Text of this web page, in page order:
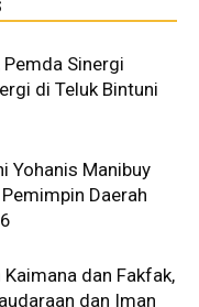
Pemda Sinergi
di Teluk Bintuni
Yohanis Manibuy
Daerah
dan Fakfak,
dan Iman